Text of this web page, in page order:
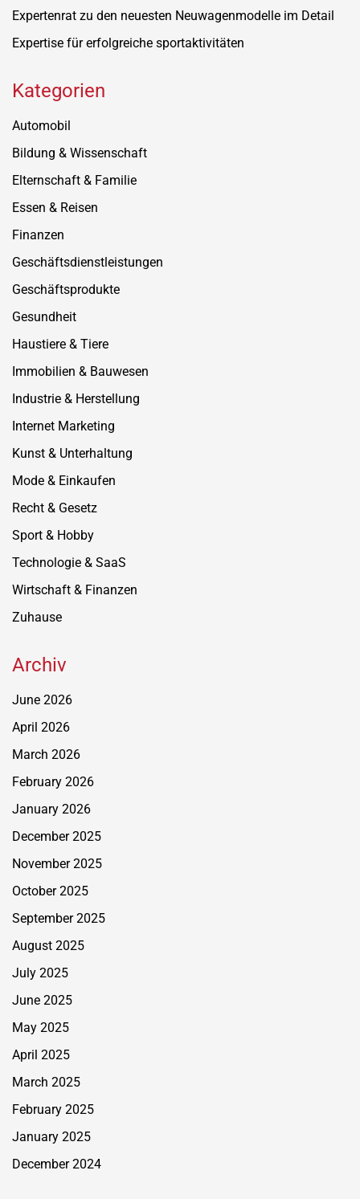
Expertenrat zu den neuesten Neuwagenmodelle im Detail
Expertise für erfolgreiche sportaktivitäten
Kategorien
Automobil
Bildung & Wissenschaft
Elternschaft & Familie
Essen & Reisen
Finanzen
Geschäftsdienstleistungen
Geschäftsprodukte
Gesundheit
Haustiere & Tiere
Immobilien & Bauwesen
Industrie & Herstellung
Internet Marketing
Kunst & Unterhaltung
Mode & Einkaufen
Recht & Gesetz
Sport & Hobby
Technologie & SaaS
Wirtschaft & Finanzen
Zuhause
Archiv
June 2026
April 2026
March 2026
February 2026
January 2026
December 2025
November 2025
October 2025
September 2025
August 2025
July 2025
June 2025
May 2025
April 2025
March 2025
February 2025
January 2025
December 2024